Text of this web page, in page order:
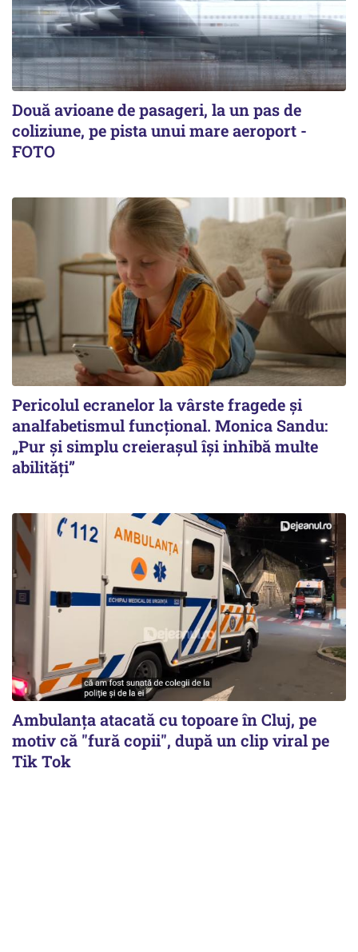
Două avioane de pasageri, la un pas de
coliziune, pe pista unui mare aeroport -
FOTO
Pericolul ecranelor la vârste fragede și
analfabetismul funcțional. Monica Sandu:
„Pur și simplu creierașul își inhibă multe
abilități”
Ambulanța atacată cu topoare în Cluj, pe
motiv că "fură copii", după un clip viral pe
Tik Tok